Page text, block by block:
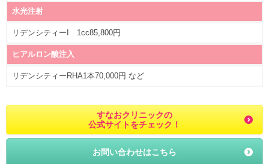
水光注射
リデンシティーI 1cc85,800円
ヒアルロン酸注入
リデンシティーRHA1本70,000円 など
すなおクリニックの
公式サイトをチェック！
お問い合わせはこちら